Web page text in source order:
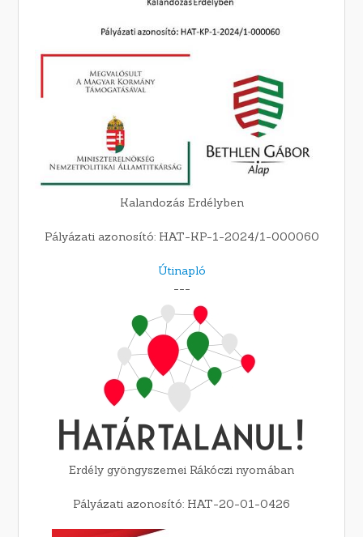
Kalandozás Erdélyben
Pályázati azonosító: HAT-KP-1-2024/1-000060
Útinapló
---
Erdély gyöngyszemei Rákóczi nyomában
Pályázati azonosító: HAT-20-01-0426